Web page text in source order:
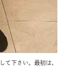
て下さい。最初は、